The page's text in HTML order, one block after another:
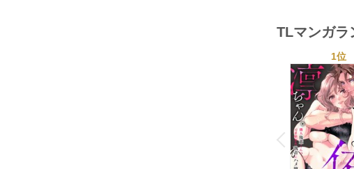
TLマンガラ
P
r
e
v
i
o
u
s
1位